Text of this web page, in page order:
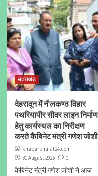
उत्तराखंड
देहरादून में नीलकण्ठ विहार
पथरियापीर सीवर लाइन निर्माण
हेतु कार्यस्थल का निरीक्षण
करते कैबिनेट मंत्री गणेश जोशी
khabarbharat24.com
30 August 2025
0
कैबिनेट मंत्री गणेश जोशी ने आज